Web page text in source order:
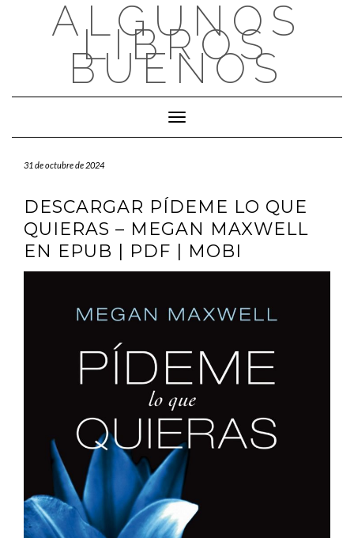
ALGUNOS
LIBROS
BUENOS
Cambiar modo de navegación
31 de octubre de 2024
DESCARGAR PÍDEME LO QUE
QUIERAS – MEGAN MAXWELL
EN EPUB | PDF | MOBI